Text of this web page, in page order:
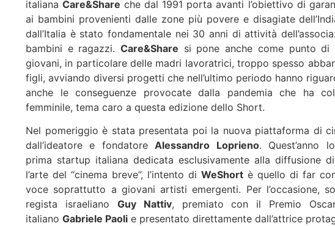
italianaCare&Share che dal 1991 porta avanti l’obiettivo di
ai bambini provenienti dalle zone più povere e disagiate
dall’Italia è stato fondamentale nei 30 anni di attività
bambini e ragazzi.Care&Share si pone anche come punto
giovani, in particolare delle madri lavoratrici, troppo spesso
figli, avviando diversi progetti che nell’ultimo periodo hanno
anche le conseguenze provocate dalla pandemia che ha
femminile, tema caro a questa edizione dello Short.
Nel pomeriggio è stata presentata poi la nuova piattaforma di
dall’ideatore e fondatoreAlessandro Loprieno. Quest’anno
prima startup italiana dedicata esclusivamente alla diffusione
l’arte del “cinema breve”, l’intento di WeShort è quello di far
voce soprattutto a giovani artisti emergenti. Per l’occasione,
regista israeliano Guy Nattiv, premiato con il Premio
italiano Gabriele Paoli e presentato direttamente dall’attrice